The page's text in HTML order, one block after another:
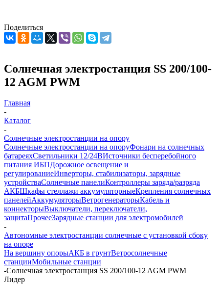
Поделиться
Солнечная электростанция SS 200/100-
12 AGM PWM
Главная
-
Каталог
-
Солнечные электростанции на опору
Солнечные электростанции на опоруФонари на солнечных
батареяхСветильники 12/24ВИсточники бесперебойного
питания ИБПДорожное освещение и
регулированиеИнверторы, стабилизаторы, зарядные
устройстваСолнечные панелиКонтроллеры заряда/разряда
АКБШкафы стеллажи аккумуляторныеКрепления солнечных
панелейАккумуляторыВетрогенераторыКабель и
коннекторыВыключатели, переключатели,
защитаПрочееЗарядные станции для электромобилей
-
Автономные электростанции солнечные с установкой сбоку
на опоре
На вершину опорыАКБ в грунтВетросолнечные
станцииМобильные станции
-Солнечная электростанция SS 200/100-12 AGM PWM
Лидер